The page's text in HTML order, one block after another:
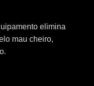
elimina
mau cheiro,